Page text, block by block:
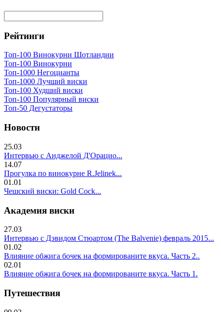
Рейтинги
Топ-100 Винокурни Шотландии
Топ-100 Винокурни
Топ-1000 Негоцианты
Топ-1000 Лучший виски
Топ-100 Худший виски
Топ-100 Популярный виски
Топ-50 Дегустаторы
Новости
25.03
Интервью с Анджелой Д'Орацио...
14.07
Прогулка по винокурне R.Jelinek...
01.01
Чешский виски: Gold Cock...
Академия виски
27.03
Интервью с Дэвидом Стюартом (The Balvenie) февраль 2015...
01.02
Влияние обжига бочек на формированите вкуса. Часть 2..
02.01
Влияние обжига бочек на формированите вкуса. Часть 1.
Путешествия